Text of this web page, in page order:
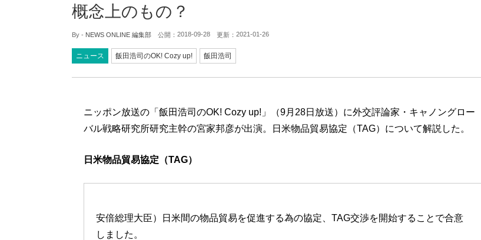
概念上のもの？
By - NEWS ONLINE 編集部 公開： 2018-09-28 更新： 2021-01-26
ニュース 飯田浩司のOK! Cozy up! 飯田浩司
ニッポン放送の「飯田浩司のOK! Cozy up!」（9月28日放送）に外交評論家・キャノングロー
バル戦略研究所研究主幹の宮家邦彦が出演。日米物品貿易協定（TAG）について解説した。
日米物品貿易協定（TAG）
安倍総理大臣）日米間の物品貿易を促進する為の協定、TAG交渉を開始することで合意
しました。